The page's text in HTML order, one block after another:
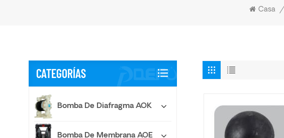
Casa /
CATEGORÍAS
Bomba De Diafragma AOK
Bomba De Membrana AOE